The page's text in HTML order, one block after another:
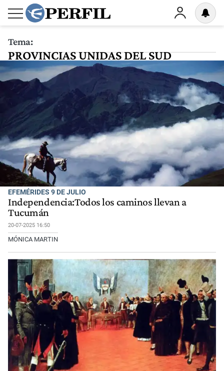
Tema:
PROVINCIAS UNIDAS DEL SUD
EFEMÉRIDES 9 DE JULIO
Independencia:Todos los caminos llevan a
Tucumán
20-07-2025 16:50
MÓNICA MARTIN